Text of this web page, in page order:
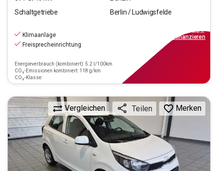
Schaltgetriebe
Berlin / Ludwigsfelde
Klimaanlage
Freisprecheinrichtung
Energieverbrauch (kombiniert): 5.2 l/100km
CO₂-Emissionen kombiniert: 118 g/km
CO₂-Klasse:
inkl.MwSt.
finanzieren
Vergleichen Teilen Merken